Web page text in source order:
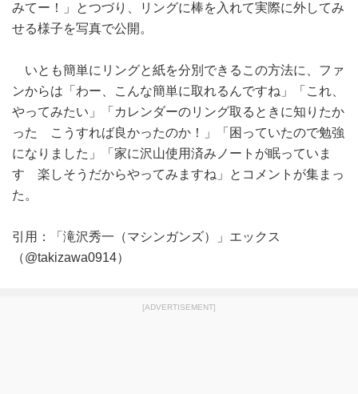
みてー！」とつづり、リングに棒を入れて実際に外してみ
せる様子を写真で公開。
いとも簡単にリングと紙を分別できるこの方法に、ファ
ンからは「わー、こんな簡単に取れるんですね」「これ、
やってみたい」「カレンダーのリング取るときに知りたか
った こうすれば良かったのか！」「困っていたので勉強
になりました」「家に沢山使用済みノートが眠っていま
す 楽しそうだからやってみますね」とコメントが集まっ
た。
引用：「滝沢秀一（マシンガンズ）」エックス
（@takizawa0914）
[ADVERTISEMENT]